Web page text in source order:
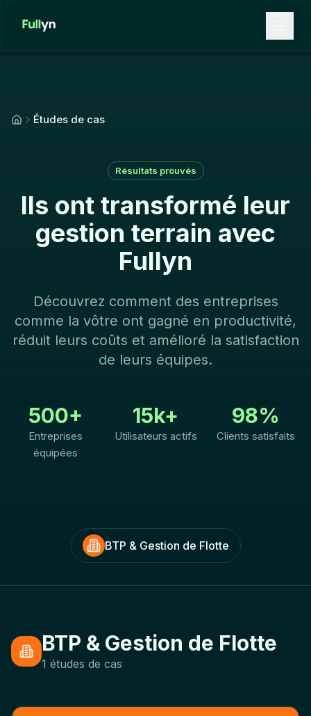
Études de cas
Résultats prouvés
Ils ont transformé leur
gestion terrain avec
Fullyn
Découvrez comment des entreprises
comme la vôtre ont gagné en productivité,
réduit leurs coûts et amélioré la satisfaction
de leurs équipes.
500+
Entreprises
équipées
15k+
Utilisateurs actifs
98%
Clients satisfaits
BTP & Gestion de Flotte
BTP & Gestion de Flotte
1 études de cas